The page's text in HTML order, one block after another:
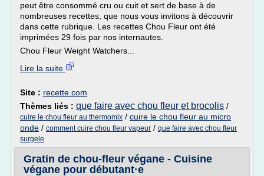
peut être consommé cru ou cuit et sert de base à de
nombreuses recettes, que nous vous invitons à découvrir
dans cette rubrique. Les recettes Chou Fleur ont été
imprimées 29 fois par nos internautes.
Chou Fleur Weight Watchers...
Lire la suite
Site : recette.com
Thèmes liés : que faire avec chou fleur et brocolis /
cuire le chou fleur au thermomix / cuire le chou fleur au micro
onde / comment cuire chou fleur vapeur / que faire avec chou fleur
surgele
Gratin de chou-fleur végane - Cuisine
végane pour débutant·e